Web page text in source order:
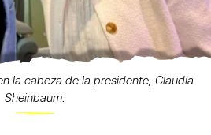
la cabeza de la presidente, Claudia
Sheinbaum.